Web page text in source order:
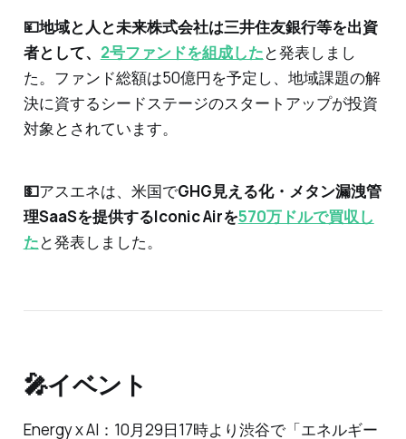
💴地域と人と未来株式会社は三井住友銀行等を出資
者として、 2号ファンドを組成したと発表しまし
た。ファンド総額は50億円を予定し、地域課題の解
決に資するシードステージのスタートアップが投資
対象とされています。
💵アスエネは、米国でGHG見える化・メタン漏洩管
理SaaSを提供するIconic Airを570万ドルで買収し
たと発表しました。
🎤イベント
Energy x AI：10月29日17時より渋谷で「エネルギー